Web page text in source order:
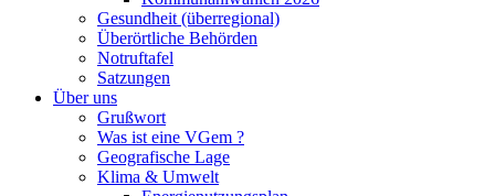
Gesundheit (überregional)
Überörtliche Behörden
Notruftafel
Satzungen
Über uns
Grußwort
Was ist eine VGem ?
Geografische Lage
Klima & Umwelt